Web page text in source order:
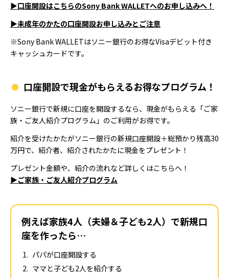
▶口座開設はこちらのSony Bank WALLETへのお申し込みへ！
▶未成年のかたの口座開設お申し込みとご注意
※Sony Bank WALLETはソニー銀行のお得なVisaデビット付き
キャッシュカードです。
口座開設で現金がもらえるお得なプログラム！
ソニー銀行で新規に口座を開設するなら、現金がもらえる「ご家
族・ご友人紹介プログラム」のご利用がお得です。
紹介を受けたかたがソニー銀行の新規口座開設＋総預かり残高30
万円で、紹介者、紹介されたかたに現金をプレゼント！
プレゼント金額や、紹介の流れなど詳しくはこちらへ！
▶ご家族・ご友人紹介プログラム
例えば家族4人（夫婦＆子ども2人）で新規口
座を作ったら…
パパが口座開設する
ママと子ども2人を紹介する